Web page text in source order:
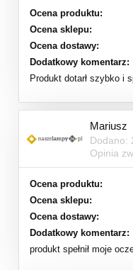
Ocena produktu:
Ocena sklepu:
Ocena dostawy:
Dodatkowy komentarz:
Produkt dotarł szybko i
Mariusz
Dodano:
Opinia
Ocena produktu:
Ocena sklepu:
Ocena dostawy:
Dodatkowy komentarz:
produkt spełnił moje